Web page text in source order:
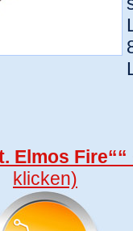
Elmos
klicken)